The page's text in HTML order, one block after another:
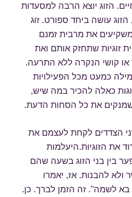
הזוג יוצא הרבה למסעדות
עושה ביחד ספורט. זוג
את מרבית זמנם
זוגיות שתחזק אותם ואת
קושי הנקרה ללא התרעה.
כמעט מכל הפעילויות
כאלה להכיר במה שיש,
את כל הסחות הדעת.
הצדדים לקחת לעצמם את
את הזוגיות.היעלמות
בין בני הזוג בשעה שהם
ולא להבנות. אז, יאמרו
לשמה". זה הזמן לברך. כן.